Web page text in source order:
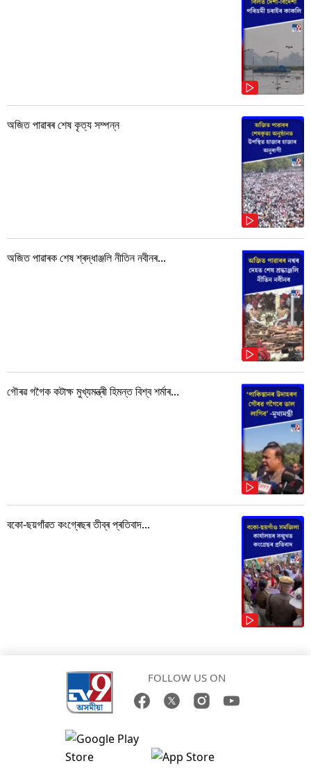
অজিত পাৱাৰৰ শেষ কৃত্য সম্পন্ন
অজিত পাৱাৰক শেষ শ্ৰদ্ধাঞ্জলি নীতিন নবীনৰ...
গৌৰৱ গগৈক কটাক্ষ মুখ্যমন্ত্ৰী হিমন্ত বিশ্ব শৰ্মাৰ...
বকো-ছয়গাঁৱত কংগ্ৰেছৰ তীব্ৰ প্ৰতিবাদ...
FOLLOW US ON